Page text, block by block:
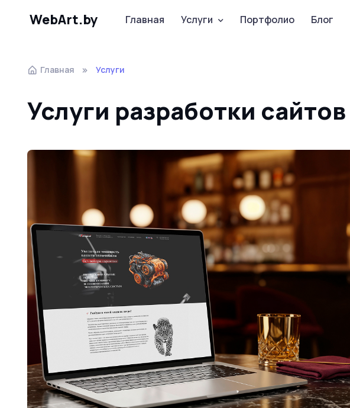
WebArt.by Главная Услуги Портфолио Блог
Главная Услуги
Услуги разработки сайтов